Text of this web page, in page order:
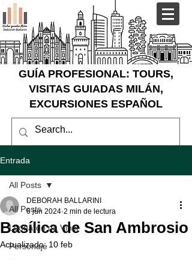
GUÍA PROFESIONAL: TOURS,
VISITAS GUIADAS MILÁN,
EXCURSIONES ESPAÑOL
Entrada
All Posts
Leonardo da Vinci
Personaje
All Posts
Basílica de San Ambrosio
DEBORAH BALLARINI
6 jun 2024 2 min de lectura
Actualizado: 10 feb